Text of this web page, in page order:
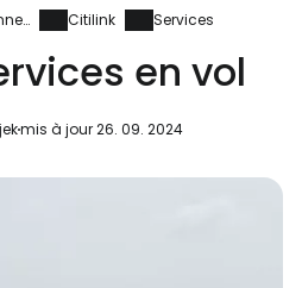
Compagnies aériennes Citilink Services
en vol
mis à jour 26. 09. 2024
des voyageurs